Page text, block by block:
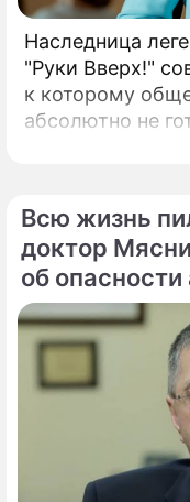
Наследница
"Руки Вверх!"
к которому
абсолютно не
Вероника
поклонников.
Всю жизнь
доктор
об опасности